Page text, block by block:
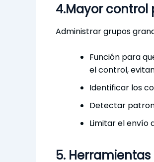
4.Mayor
Administrar grupos
Función para
el control,
Identificar los
Detectar
Limitar el envío
5.